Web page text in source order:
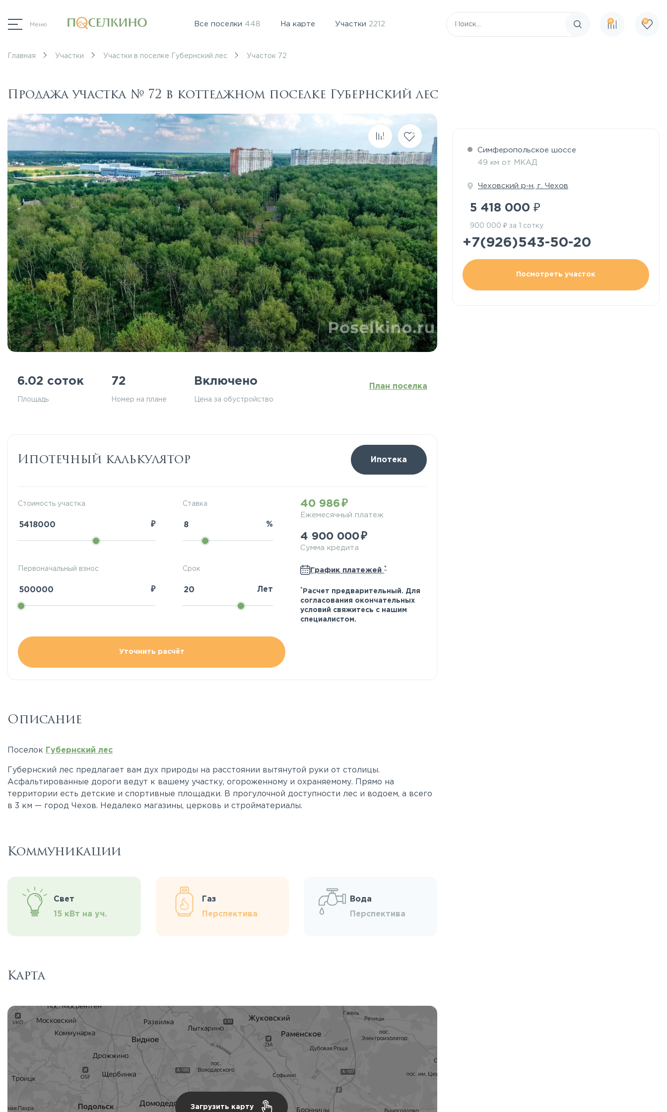
Меню Все поселки 448 На карте Участки 2212
Поиск по сайту
0 0
Главная Участки Участки в поселке Губернский лес Участок 72
Продажа участка № 72 в коттеджном поселке Губернский лес
6.02 соток
Площадь
72
Номер на плане
Включено
Цена за обустройство
План поселка
Ипотечный калькулятор Ипотека
Стоимость участка
₽
Ставка
%
Первоначальный взнос
₽
Срок
Лет
Уточнить расчёт
40 986
Ежемесячный платеж
4 900 000
Сумма кредита
График платежей*
* Расчет предварительный. Для
согласования окончательных
условий свяжитесь с нашим
специалистом.
Описание
Поселок Губернский лес
Губернский лес предлагает вам дух природы на расстоянии вытянутой руки от столицы.
Асфальтированные дороги ведут к вашему участку, огороженному и охраняемому. Прямо на
территории есть детские и спортивные площадки. В прогулочной доступности лес и водоем, а всего
в 3 км — город Чехов. Недалеко магазины, церковь и стройматериалы.
Коммуникации
Свет
15 кВт на уч.
Газ
Перспектива
Вода
Перспектива
Карта
Загрузить карту
Симферопольское шоссе
49 км от МКАД
Чеховский р-н г. Чехов
5 418 000 ₽
900 000 ₽ за 1 сотку
+7(926)543-50-20
Посмотреть участок